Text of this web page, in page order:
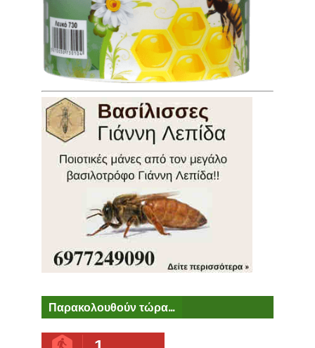
Παρακολουθούν τώρα...